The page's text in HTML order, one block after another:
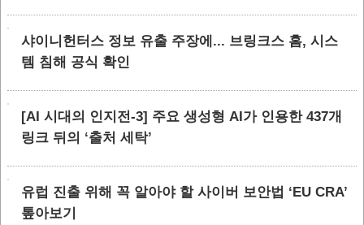
샤이니헌터스 정보 유출 주장에... 브링크스 홈, 시스
템 침해 공식 확인
[AI 시대의 인지전-3] 주요 생성형 AI가 인용한 437개
링크 뒤의 ‘출처 세탁’
유럽 진출 위해 꼭 알아야 할 사이버 보안법 ‘EU CRA’
톺아보기